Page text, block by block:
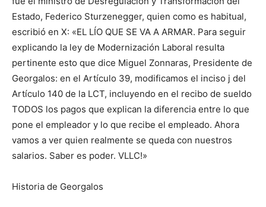
Estado, Federico Sturzenegger, quien como es habitual,
escribió en X: «EL LÍO QUE SE VA A ARMAR. Para seguir
explicando la ley de Modernización Laboral resulta
pertinente esto que dice Miguel Zonnaras, Presidente de
Georgalos: en el Artículo 39, modificamos el inciso j del
Artículo 140 de la LCT, incluyendo en el recibo de sueldo
TODOS los pagos que explican la diferencia entre lo que
pone el empleador y lo que recibe el empleado. Ahora
vamos a ver quien realmente se queda con nuestros
salarios. Saber es poder. VLLC!»
Historia de Georgalos